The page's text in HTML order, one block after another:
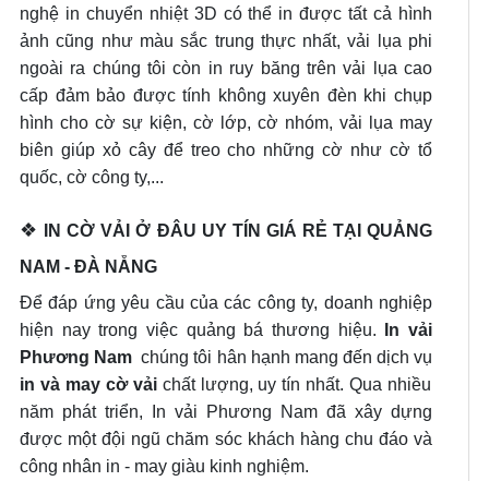
nghệ in chuyển nhiệt 3D có thể in được tất cả hình
ảnh cũng như màu sắc trung thực nhất, vải lụa phi
ngoài ra chúng tôi còn in ruy băng trên vải lụa cao
cấp đảm bảo được tính không xuyên đèn khi chụp
hình cho cờ sự kiện, cờ lớp, cờ nhóm, vải lụa may
biên giúp xỏ cây để treo cho những cờ như cờ tổ
quốc, cờ công ty,...
❖
IN CỜ VẢI Ở ĐÂU UY TÍN GIÁ RẺ TẠI QUẢNG
NAM - ĐÀ NẴNG
Để đáp ứng yêu cầu của các công ty, doanh nghiệp
hiện nay trong việc quảng bá thương hiệu.
In vải
Phương Nam chúng tôi hân hạnh mang đến dịch vụ
in và may cờ vảichất lượng, uy tín nhất. Qua nhiều
năm phát triển, In vải Phương Nam đã xây dựng
được một đội ngũ chăm sóc khách hàng chu đáo và
công nhân in - may giàu kinh nghiệm.